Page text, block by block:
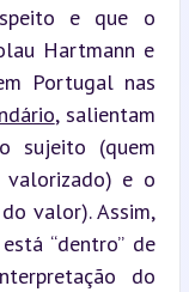
e que o
Hartmann e
Portugal nas
, salientam
sujeito (quem
e o
valor). Assim,
“dentro” de
do